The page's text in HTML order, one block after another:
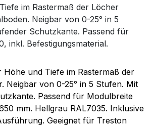
im Rastermaß der Löcher
Neigbar von 0-25° in 5
Schutzkante. Passend für
inkl. Befestigungsmaterial.
Höhe und Tiefe im Rastermaß der
Neigbar von 0-25° in 5 Stufen. Mit
Passend für Modulbreite
mm. Hellgrau RAL7035. Inklusive
Geeignet für Treston